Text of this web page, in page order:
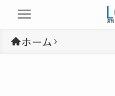
ホーム